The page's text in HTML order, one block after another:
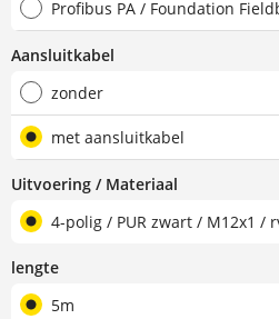
Profibus PA / Foundation
Aansluitkabel
zonder
met aansluitkabel
Uitvoering / Materiaal
4-polig / PUR zwart / M12x1 /
lengte
5m